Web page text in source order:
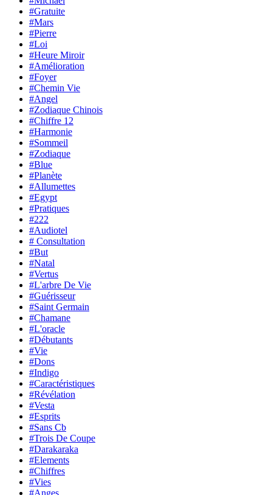
#Gratuite
#Mars
#Pierre
#Loi
#Heure Miroir
#Amélioration
#Foyer
#Chemin Vie
#Angel
#Zodiaque Chinois
#Chiffre 12
#Harmonie
#Sommeil
#Zodiaque
#Blue
#Planète
#Allumettes
#Egypt
#Pratiques
#222
#Audiotel
# Consultation
#But
#Natal
#Vertus
#L'arbre De Vie
#Guérisseur
#Saint Germain
#Chamane
#L'oracle
#Débutants
#Vie
#Dons
#Indigo
#Caractéristiques
#Révélation
#Vesta
#Esprits
#Sans Cb
#Trois De Coupe
#Darakaraka
#Elements
#Chiffres
#Vies